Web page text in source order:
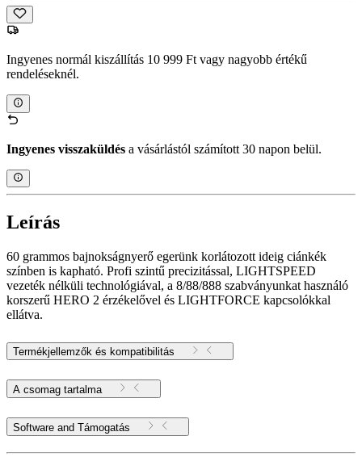
Ingyenes normál kiszállítás 10 999 Ft vagy nagyobb értékű
rendeléseknél.
Ingyenes visszaküldés a vásárlástól számított 30 napon belül.
Leírás
60 grammos bajnokságnyerő egerünk korlátozott ideig ciánkék
színben is kapható. Profi szintű precizitással, LIGHTSPEED
vezeték nélküli technológiával, a 8/88/888 szabványunkat használó
korszerű HERO 2 érzékelővel és LIGHTFORCE kapcsolókkal
ellátva.
Termékjellemzők és kompatibilitás
A csomag tartalma
Software and Támogatás